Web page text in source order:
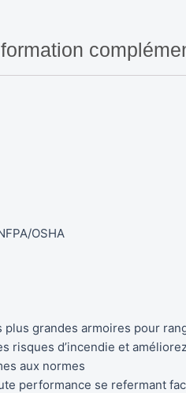
-
OSHA
plus grandes armoires pour
risques d’incendie et
aux normes
performance se refermant